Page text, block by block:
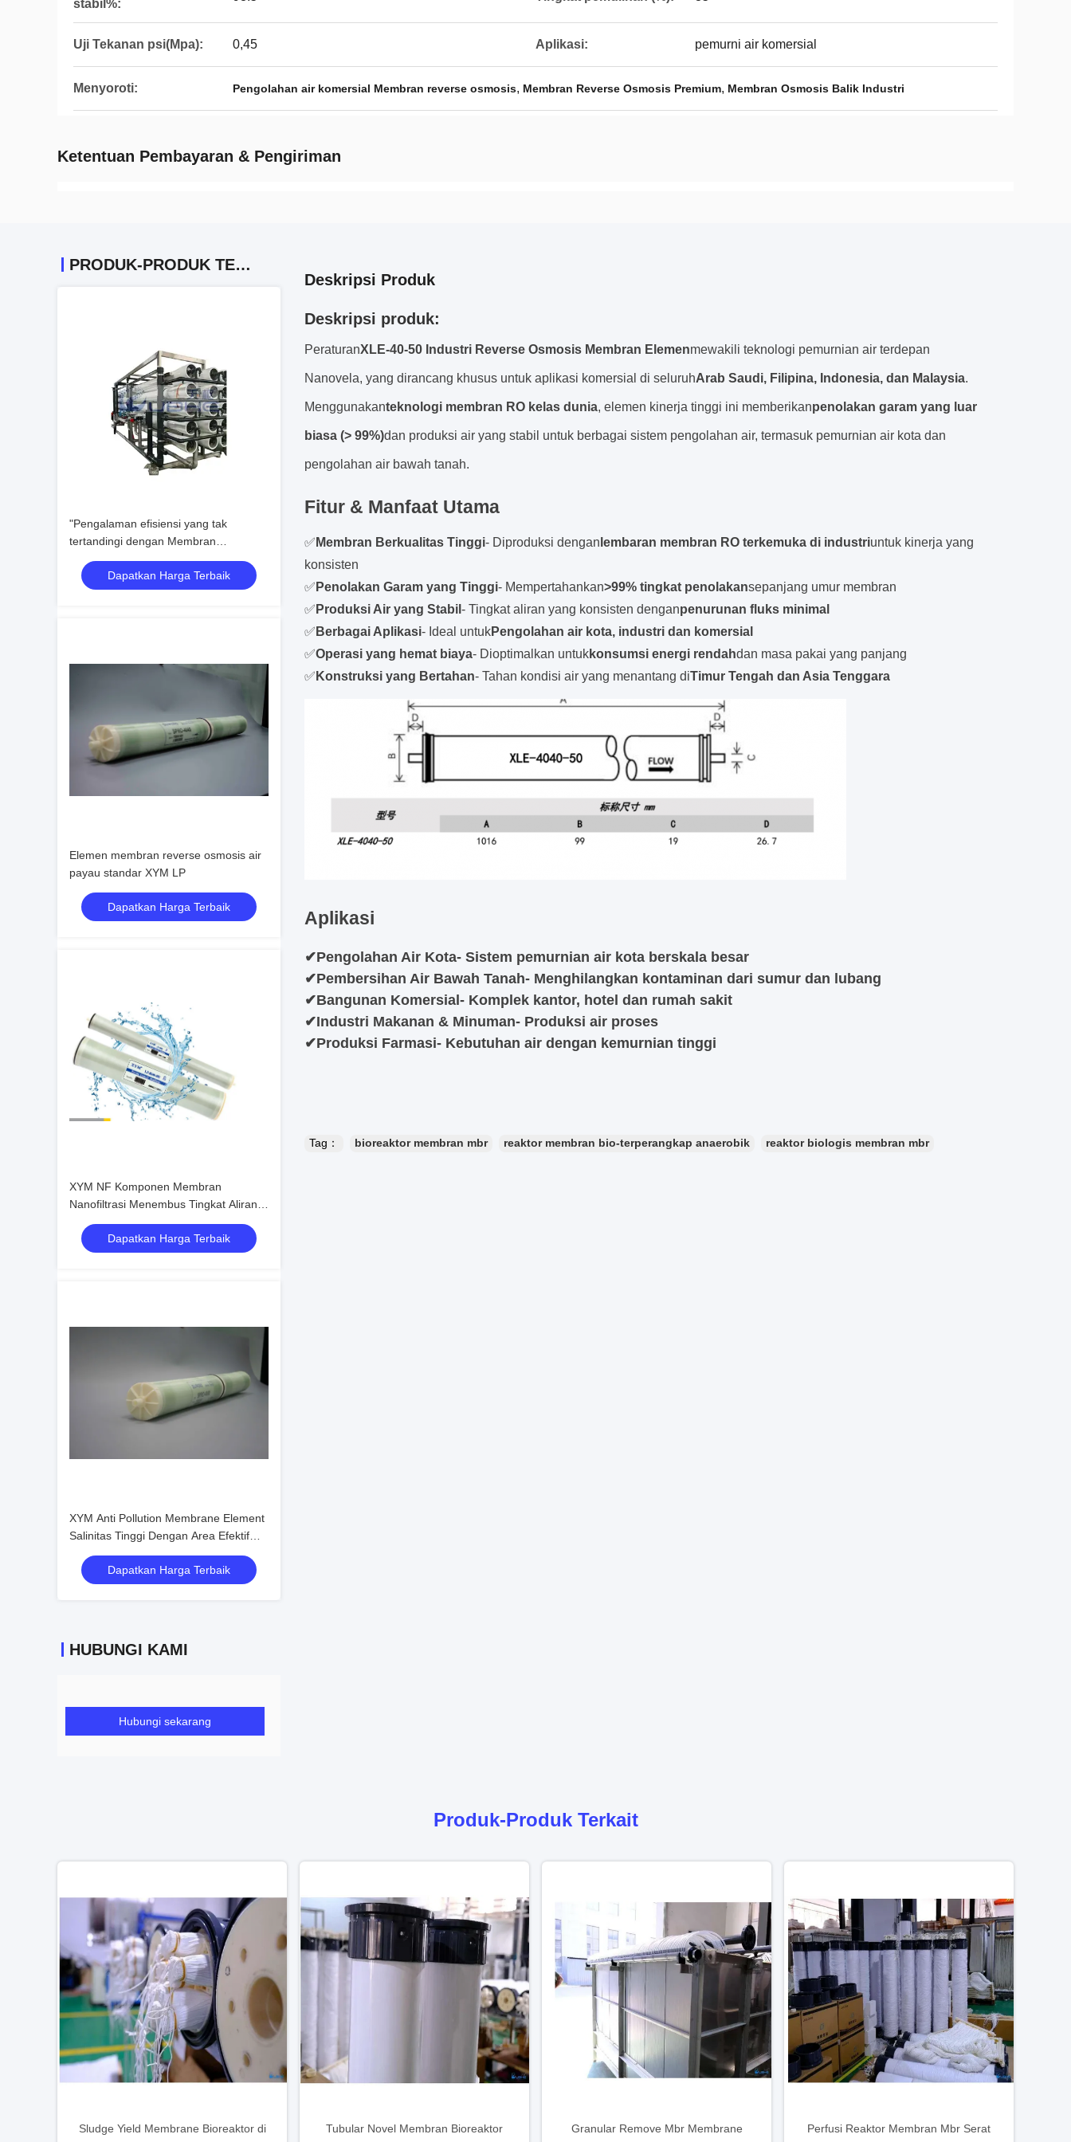
stabil%:
Uji Tekanan psi(Mpa): 0,45 Aplikasi: pemurni air komersial
Menyoroti: Pengolahan air komersial Membran reverse osmosis, Membran Reverse Osmosis Premium, Membran Osmosis Balik Industri
Ketentuan Pembayaran & Pengiriman
PRODUK-PRODUK TERKAIT
"Pengalaman efisiensi yang tak
tertandingi dengan Membran
Bioreaktor Kinerja Tinggi kami untuk
Reverse Osmosis
Dapatkan Harga Terbaik
Elemen membran reverse osmosis air
payau standar XYM LP
Dapatkan Harga Terbaik
XYM NF Komponen Membran
Nanofiltrasi Menembus Tingkat Aliran
m3/d 45.5
Dapatkan Harga Terbaik
XYM Anti Pollution Membrane Element
Salinitas Tinggi Dengan Area Efektif
29,8m2
Dapatkan Harga Terbaik
HUBUNGI KAMI
Hubungi sekarang
Deskripsi Produk
Deskripsi produk:
PeraturanXLE-40-50 Industri Reverse Osmosis Membran Elemenmewakili teknologi pemurnian air terdepan
Nanovela, yang dirancang khusus untuk aplikasi komersial di seluruhArab Saudi, Filipina, Indonesia, dan Malaysia.
Menggunakanteknologi membran RO kelas dunia, elemen kinerja tinggi ini memberikanpenolakan garam yang luar
biasa (> 99%)dan produksi air yang stabil untuk berbagai sistem pengolahan air, termasuk pemurnian air kota dan
pengolahan air bawah tanah.
Fitur & Manfaat Utama
✅ Membran Berkualitas Tinggi- Diproduksi dengan lembaran membran RO terkemuka di industriuntuk kinerja yang
konsisten
✅ Penolakan Garam yang Tinggi- Mempertahankan>99% tingkat penolakansepanjang umur membran
✅ Produksi Air yang Stabil - Tingkat aliran yang konsisten denganpenurunan fluks minimal
✅ Berbagai Aplikasi- Ideal untukPengolahan air kota, industri dan komersial
✅Operasi yang hemat biaya- Dioptimalkan untukkonsumsi energi rendahdan masa pakai yang panjang
✅ Konstruksi yang Bertahan- Tahan kondisi air yang menantang diTimur Tengah dan Asia Tenggara
Aplikasi
✔Pengolahan Air Kota- Sistem pemurnian air kota berskala besar
✔Pembersihan Air Bawah Tanah- Menghilangkan kontaminan dari sumur dan lubang
✔Bangunan Komersial- Komplek kantor, hotel dan rumah sakit
✔Industri Makanan & Minuman- Produksi air proses
✔Produksi Farmasi- Kebutuhan air dengan kemurnian tinggi
Tag： bioreaktor membran mbr reaktor membran bio-terperangkap anaerobik reaktor biologis membran mbr
Produk-Produk Terkait
Sludge Yield Membrane Bioreaktor di
Tubular Novel Membran Bioreaktor
Granular Remove Mbr Membrane
Perfusi Reaktor Membran Mbr Serat